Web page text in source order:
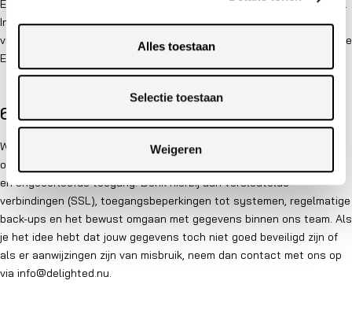
Alles toestaan
Selectie toestaan
Weigeren
Europese Economische Ruimte, voornamelijk in de Verenigde Staten.
In die gevallen zorgen wij ervoor dat doorgifte plaatsvindt op basis
van passende waarborgen zoals de modelcontractbepalingen van de
Europese Commissie of een adequaatheidsbesluit.
6. Beveiliging
Wij nemen passende technische en organisatorische maatregelen
om jouw persoonsgegevens te beschermen tegen verlies, misbruik
en ongeoorloofde toegang. Denk hierbij aan versleutelde
verbindingen (SSL), toegangsbeperkingen tot systemen, regelmatige
back-ups en het bewust omgaan met gegevens binnen ons team. Als
je het idee hebt dat jouw gegevens toch niet goed beveiligd zijn of
als er aanwijzingen zijn van misbruik, neem dan contact met ons op
via info@delighted.nu.